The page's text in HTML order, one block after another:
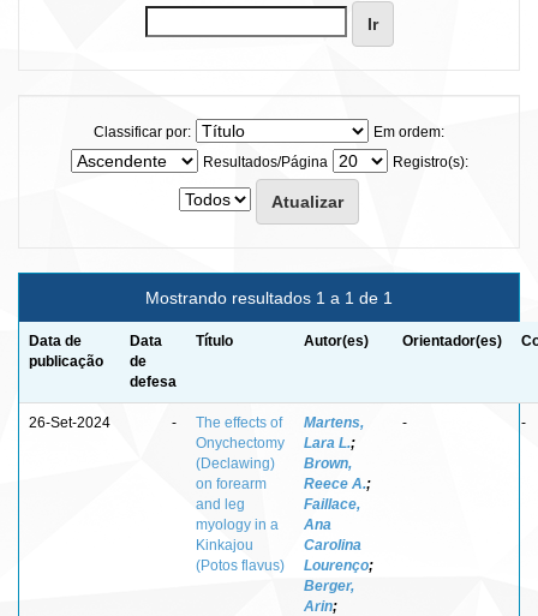
Classificar por:
Em ordem:
Resultados/Página
Registro(s):
Mostrando resultados 1 a 1 de 1
Data de
publicação
Data
de
defesa
Título Autor(es) Orientador(es)
26-Set-2024 -
The effects of
Onychectomy
(Declawing)
on forearm
and leg
myology in a
Kinkajou
(Potos flavus)
Martens,
Lara L.;
Brown,
Reece A.;
Faillace,
Ana
Carolina
Lourenço;
Berger,
Arin;
- -